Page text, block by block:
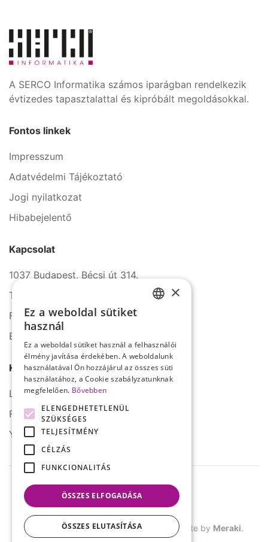
A SERCO Informatika számos iparágban rendelkezik
évtizedes tapasztalattal és kipróbált megoldásokkal.
Fontos linkek
Impresszum
Adatvédelmi Tájékoztató
Jogi nyilatkozat
Hibabejelentő
Kapcsolat
1037 Budapest, Bécsi út 314.
Tel.: +36 1 272 2140
Fax: +36 1 272 2150
E-mail: info@serco.hu
Kövessen minket
LinkedIn
Facebook
YouTube
© SERCO. Minden jog fenntartva. Site by Meraki.
×
Ez a weboldal sütiket
használ
Ez a weboldal sütiket használ a felhasználói
élmény javítása érdekében. A weboldalunk
használatával Ön hozzájárul az összes süti
használatához, a Cookie szabályzatunknak
megfelelően. Bővebben
ELENGEDHETETLENÜL
SZÜKSÉGES
TELJESÍTMÉNY
CÉLZÁS
FUNKCIONALITÁS
ÖSSZES ELFOGADÁSA
ÖSSZES ELUTASÍTÁSA